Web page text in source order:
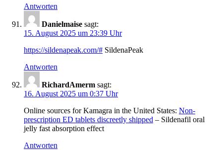
Antworten
Danielmaise sagt:
15. August 2025 um 23:39 Uhr
https://sildenapeak.com/# SildenaPeak
Antworten
RichardAmerm sagt:
16. August 2025 um 0:37 Uhr
Online sources for Kamagra in the United States: Non-
prescription ED tablets discreetly shipped – Sildenafil oral
jelly fast absorption effect
Antworten